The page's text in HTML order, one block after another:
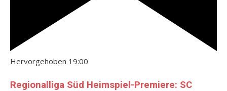
Hervorgehoben 19:00
Regionalliga Süd Heimspiel-Premiere: SC